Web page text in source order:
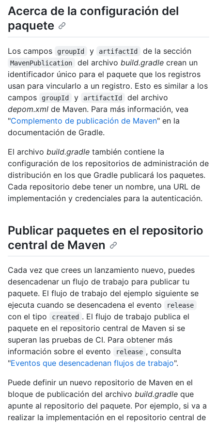
Acerca de la configuración del
paquete
Los campos groupId y artifactId de la sección
MavenPublication del archivo build.gradlecrean un
identificador único para el paquete que los registros
usan para vincularlo a un registro. Esto es similar a los
campos
groupId y artifactId
del archivo
depom.xml de Maven. Para más información, vea
"Complemento de publicación de Maven" en la
documentación de Gradle.
El archivo build.gradle también contiene la
configuración de los repositorios de administración de
distribución en los que Gradle publicará los paquetes.
Cada repositorio debe tener un nombre, una URL de
implementación y credenciales para la autenticación.
Publicar paquetes en el repositorio
central de Maven
Cada vez que crees un lanzamiento nuevo, puedes
desencadenar un flujo de trabajo para publicar tu
paquete. El flujo de trabajo del ejemplo siguiente se
ejecuta cuando se desencadena el evento
release
con el tipo created . El flujo de trabajo publica el
paquete en el repositorio central de Maven si se
superan las pruebas de CI. Para obtener más
información sobre el evento
release , consulta
"Eventos que desencadenan flujos de trabajo".
Puede definir un nuevo repositorio de Maven en el
bloque de publicación del archivo build.gradle que
apunte al repositorio del paquete. Por ejemplo, si va a
realizar la implementación en el repositorio central de